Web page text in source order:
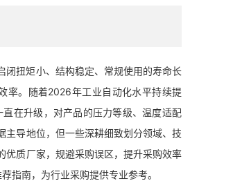
扭矩小、结构稳定、常规使用的寿命长
率。随着2026年工业自动化水平持续提
在升级，对产品的压力等级、温度适配
主导地位，但一些深耕细致划分领域、技
优质厂家，规避采购误区，提升采购效率
指南，为行业采购提供专业参考。